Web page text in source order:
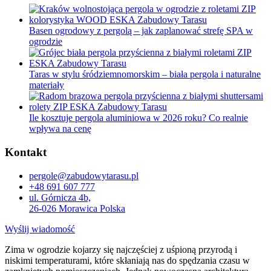
Basen ogrodowy z pergolą – jak zaplanować strefę SPA w
ogrodzie
Taras w stylu śródziemnomorskim – biała pergola i naturalne
materiały
Ile kosztuje pergola aluminiowa w 2026 roku? Co realnie
wpływa na cenę
Kontakt
pergole@zabudowytarasu.pl
+48 691 607 777
ul. Górnicza 4b,
26-026 Morawica Polska
Wyślij wiadomość
Zima w ogrodzie kojarzy się najczęściej z uśpioną przyrodą i
niskimi temperaturami, które skłaniają nas do spędzania czasu w